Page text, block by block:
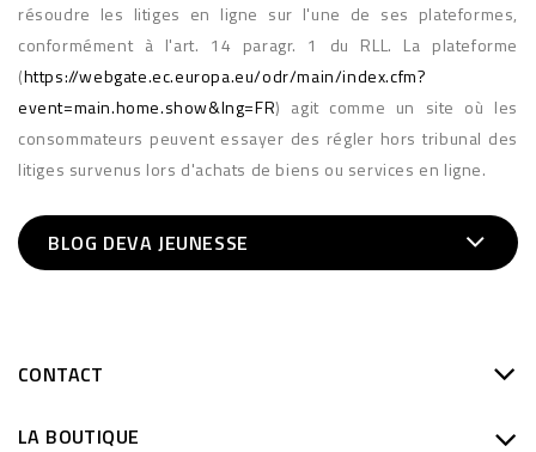
résoudre les litiges en ligne sur l'une de ses plateformes,
conformément à l'art. 14 paragr. 1 du RLL. La plateforme
(https://webgate.ec.europa.eu/odr/main/index.cfm?
event=main.home.show&lng=FR) agit comme un site où les
consommateurs peuvent essayer des régler hors tribunal des
litiges survenus lors d'achats de biens ou services en ligne.
BLOG DEVA JEUNESSE
CONTACT
LA BOUTIQUE